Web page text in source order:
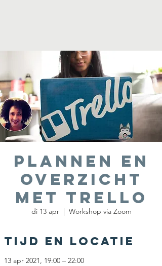
Plannen en
overzicht
met Trello
di 13 apr
  |
Workshop via Zoom
Tijd en locatie
13 apr 2021, 19:00 – 22:00